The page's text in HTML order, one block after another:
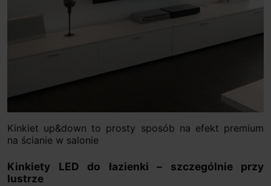
Kinkiet up&down to prosty sposób na efekt premium
na ścianie w salonie
Kinkiety LED do łazienki – szczególnie przy
lustrze